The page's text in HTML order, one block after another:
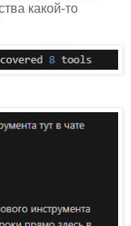
какой-то